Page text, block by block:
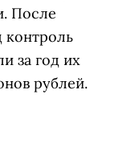
После
контроль
за год их
рублей.